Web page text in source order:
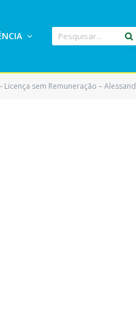
sem Remuneração – Alessandra